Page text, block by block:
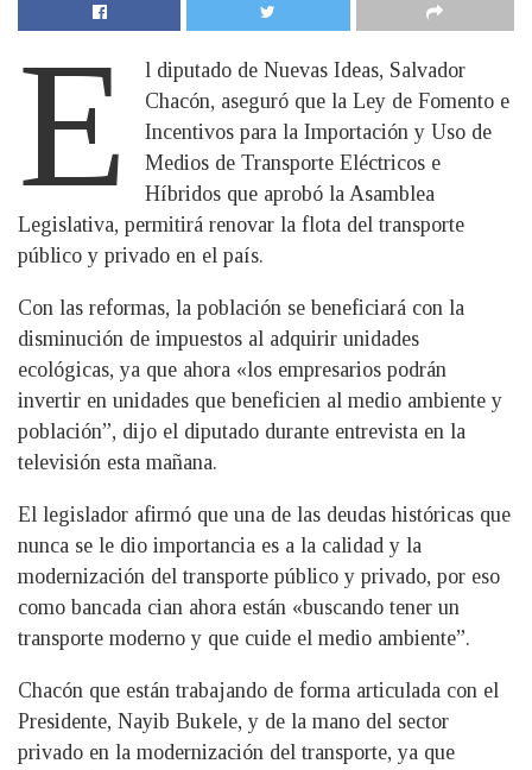
E
l diputado de Nuevas Ideas, Salvador
Chacón, aseguró que la Ley de Fomento e
Incentivos para la Importación y Uso de
Medios de Transporte Eléctricos e
Híbridos que aprobó la Asamblea
Legislativa, permitirá renovar la flota del transporte
público y privado en el país.
Con las reformas, la población se beneficiará con la
disminución de impuestos al adquirir unidades
ecológicas, ya que ahora «los empresarios podrán
invertir en unidades que beneficien al medio ambiente y
población”, dijo el diputado durante entrevista en la
televisión esta mañana.
El legislador afirmó que una de las deudas históricas que
nunca se le dio importancia es a la calidad y la
modernización del transporte público y privado, por eso
como bancada cian ahora están «buscando tener un
transporte moderno y que cuide el medio ambiente”.
Chacón que están trabajando de forma articulada con el
Presidente, Nayib Bukele, y de la mano del sector
privado en la modernización del transporte, ya que